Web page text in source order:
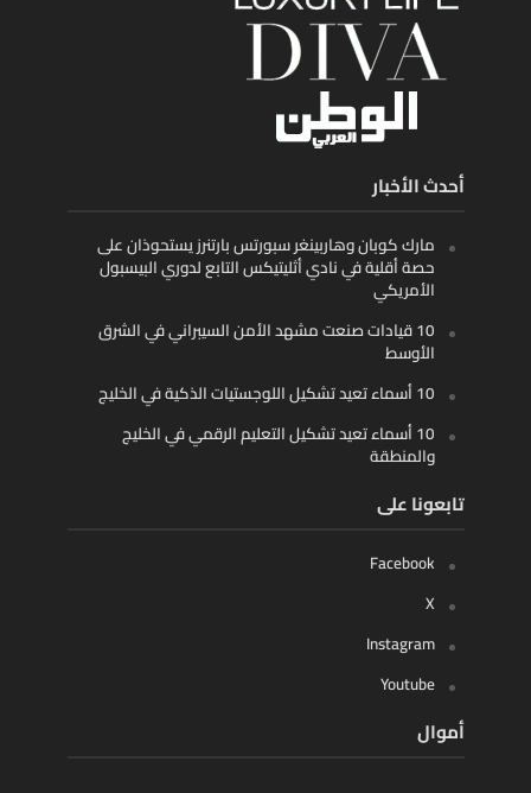
أحدث الأخبار
مارك كوبان وهاربينغر سبورتس بارتنرز يستحوذان على
حصة أقلية في نادي أثليتيكس التابع لدوري البيسبول
الأمريكي
10 قيادات صنعت مشهد الأمن السيبراني في الشرق
الأوسط
10 أسماء تعيد تشكيل اللوجستيات الذكية في الخليج
10 أسماء تعيد تشكيل التعليم الرقمي في الخليج
والمنطقة
تابعونا على
Facebook
X
Instagram
Youtube
أموال